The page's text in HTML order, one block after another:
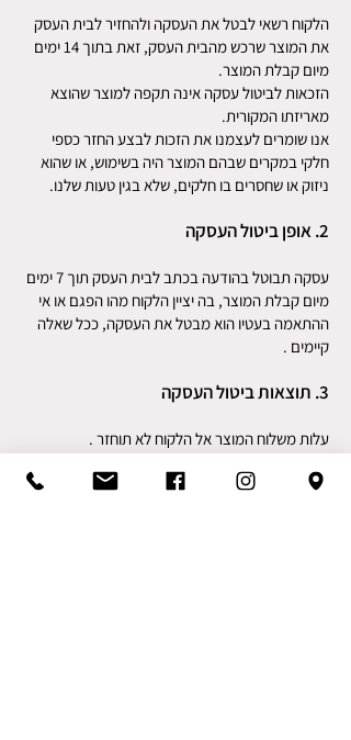
הלקוח רשאי לבטל את העסקה ולהחזיר לבית העסק
את המוצר שרכש מהבית העסק, זאת בתוך 14 ימים
מיום קבלת המוצר.
הזכאות לביטול עסקה אינה תקפה למוצר שהוצא
מאריזתו המקורית.
אנו שומרים לעצמנו את הזכות לבצע החזר כספי
חלקי במקרים שבהם המוצר היה בשימוש, או שהוא
ניזוק או שחסרים בו חלקים, שלא בגין טעות שלנו.
2. אופן ביטול העסקה
עסקה תבוטל בהודעה בכתב לבית
העסק תוך 7 ימים
מיום קבלת המוצר, בה יציין הלקוח מהו הפגם או אי
ההתאמה בעטיו הוא מבטל את העסקה, ככל שאלה
קיימים .
3. תוצאות ביטול העסקה
עלות משלוח המוצר אל הלקוח לא תוחזר .
חלות על הקונה. דמי ביטול לא ייגבו רק במקרים בהם